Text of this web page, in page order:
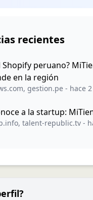
recientes
Shopify peruano?
en la región
, gestion.pe - hace
a la startup:
, talent-republic.tv -